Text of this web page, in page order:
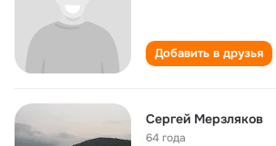
Добавить в друзья
Сергей Мерзляков
64 года